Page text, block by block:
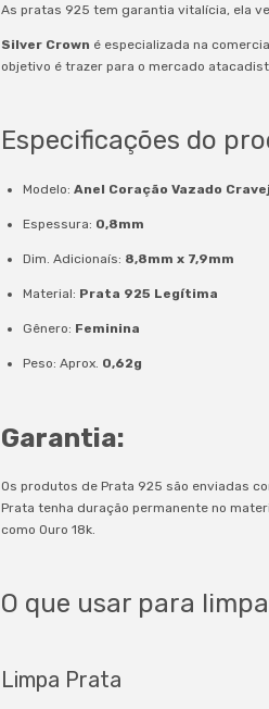
As pratas 925 tem garantia vitalícia, ela
Silver Crown é especializada na
objetivo é trazer para o mercado
Especificações do
Modelo: Anel Coração Vazado
Espessura: 0,8mm
Dim. Adicionaís: 8,8mm x 7,9mm
Material: Prata 925 Legítima
Gênero: Feminina
Peso: Aprox. 0,62g
Garantia:
Os produtos de Prata 925 são enviadas
Prata tenha duração permanente no
como Ouro 18k.
O que usar para
Limpa Prata